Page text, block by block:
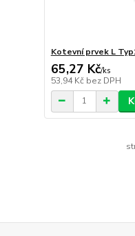
Kotevní prvek L
65,27 Kč/ks
53,94 Kč bez DPH